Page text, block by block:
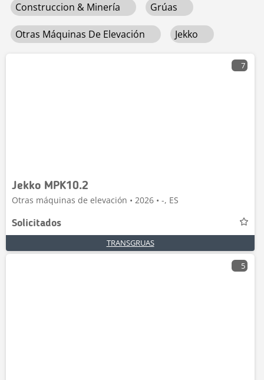
Construccion & Minería Grúas
Otras Máquinas De Elevación Jekko
7
Jekko MPK10.2
Otras máquinas de elevación • 2026 • -, ES
Solicitados
TRANSGRUAS
5